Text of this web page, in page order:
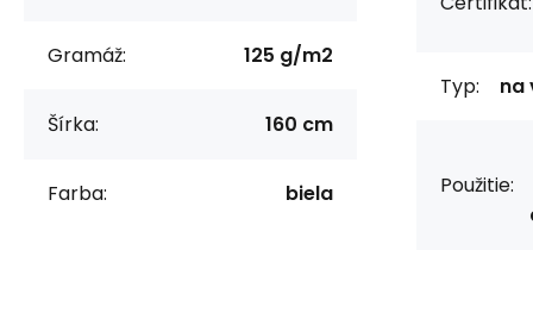
Gramáž: 125 g/m2
Šírka: 160 cm
Farba: biela
Typ: na
Použitie: